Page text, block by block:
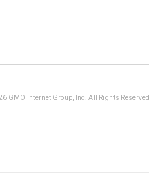
GMO Internet Group, Inc. All Rights Reserved.